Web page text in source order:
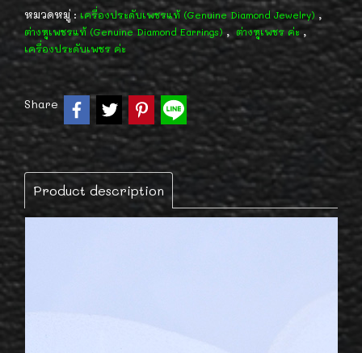
หมวดหมู่ : เครื่องประดับเพชรแท้ (Genuine Diamond Jewelry) ,
ต่างหูเพชรแท้ (Genuine Diamond Earrings) , ต่างหูเพชร ค่ะ,
เครื่องประดับเพชร ค่ะ
Share
Product description